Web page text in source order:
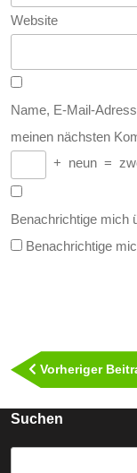
Website
Name, E-Mail-
meinen nächsten
+ neun =
Benachrichtige mich
Benachrichtige
Vorheriger
Suchen